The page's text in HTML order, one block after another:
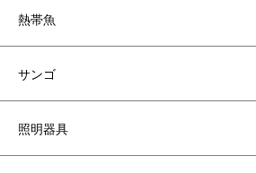
熱帯魚
サンゴ
照明器具